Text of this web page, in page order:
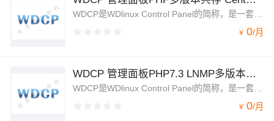
WDCP是WDlinux Control Panel的简称，是一套通过WEB界面就可以控制和管理Linux云主机服务器以及虚拟主机的管理系统。平时对Linux服务器的常用管理操作,均可在WDCP上完成
¥ 0/月
WDCP 管理面板PHP7.3 LNMP多版本共存 CentOS7.8安全优化
WDCP是WDlinux Control Panel的简称，是一套通过WEB界面就可以控制和管理Linux云主机服务器以及虚拟主机的管理系统。平时对Linux服务器的常用管理操作,均可在WDCP上完成
¥ 0/月